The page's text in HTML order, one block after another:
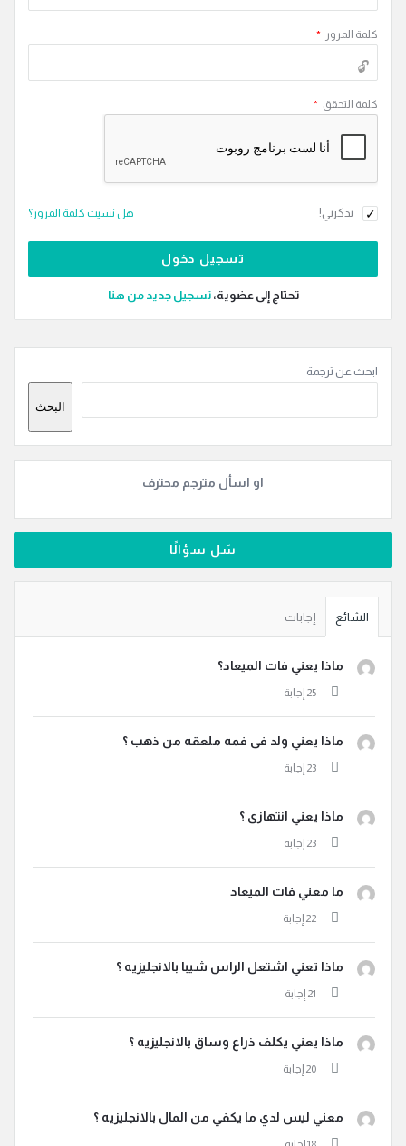
كلمة المرور *
كلمة التحقق *
تذكرني! هل نسيت كلمة المرور؟
تحتاج إلى عضوية،‫تسجيل جديد من هنا
الجانبية
ابحث عن ترجمة
البحث
او اسأل مترجم محترف
سَل سؤالًا
الشائع إجابات
ماذا يعني فات الميعاد؟
ماذا يعني ولد فى فمه ملعقه من ذهب ؟
ماذا يعني انتهازى ؟
ما معني فات الميعاد
ماذا تعني اشتعل الراس شيبا بالانجليزيه ؟
ماذا يعني يكلف ذراع وساق بالانجليزيه ؟
معني ليس لدي ما يكفي من المال بالانجليزيه ؟